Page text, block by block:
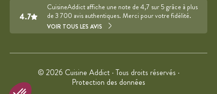
4.7
CuisineAddict affiche une note de 4,7 sur 5 grâce à plus
de 3 700 avis authentiques. Merci pour votre fidélité.
VOIR TOUS LES AVIS
© 2026 Cuisine Addict · Tous droits réservés ·
Protection des données